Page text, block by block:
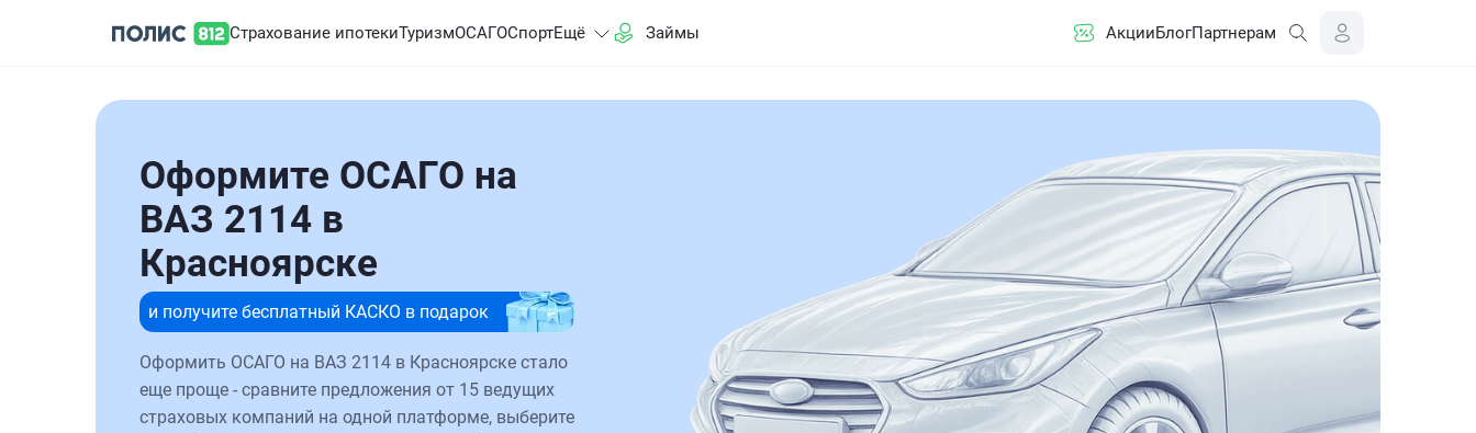
Страхование ипотекиТуризмОСАГОСпортЕщё Займы АкцииБлогПартнерам
Оформите ОСАГО на
ВАЗ 2114 в
Красноярске
и получите бесплатный КАСКО в подарок
Оформить ОСАГО на ВАЗ 2114 в Красноярске стало
еще проще - сравните предложения от 15 ведущих
страховых компаний на одной платформе, выберите